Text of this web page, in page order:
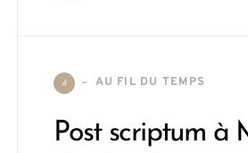
A AU FIL DU TEMPS
Post scriptum à